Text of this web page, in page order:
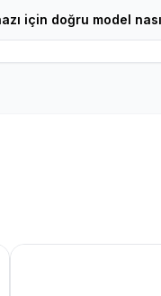
için doğru model